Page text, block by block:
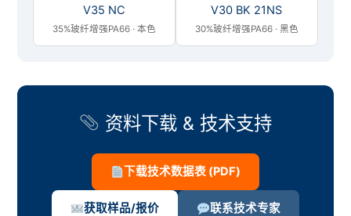
V35 NC
35%玻纤增强PA66 · 本色
V30 BK 21NS
30%玻纤增强PA66 · 黑色
资料下载 & 技术支持
下载技术数据表 (PDF)
获取样品/报价 联系技术专家